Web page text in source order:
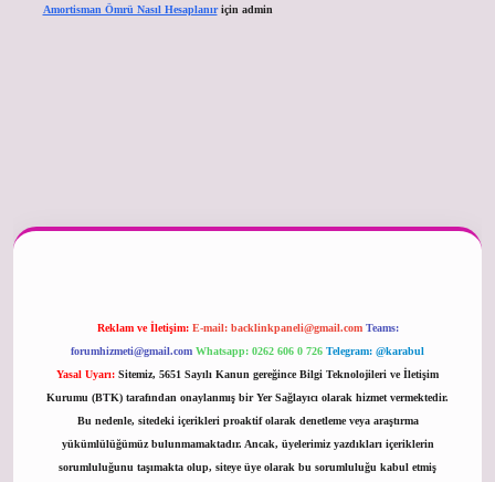
Amortisman Ömrü Nasıl Hesaplanıriçin admin
Reklam ve İletişim: E-mail: backlinkpaneli@gmail.com Teams:
forumhizmeti@gmail.com Whatsapp: 0262 606 0 726 Telegram: @karabul
Yasal Uyarı: Sitemiz, 5651 Sayılı Kanun gereğince Bilgi Teknolojileri ve İletişim
Kurumu (BTK) tarafından onaylanmış bir Yer Sağlayıcı olarak hizmet vermektedir.
Bu nedenle, sitedeki içerikleri proaktif olarak denetleme veya araştırma
yükümlülüğümüz bulunmamaktadır. Ancak, üyelerimiz yazdıkları içeriklerin
sorumluluğunu taşımakta olup, siteye üye olarak bu sorumluluğu kabul etmiş